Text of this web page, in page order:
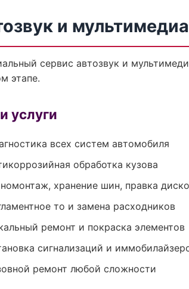
и
сервис автозвук и
этапе.
услуги
всех систем автомобиля
обработка кузова
хранение шин, правка
то и замена расходников
ремонт и покраска элементов
сигнализаций и
ремонт любой сложности